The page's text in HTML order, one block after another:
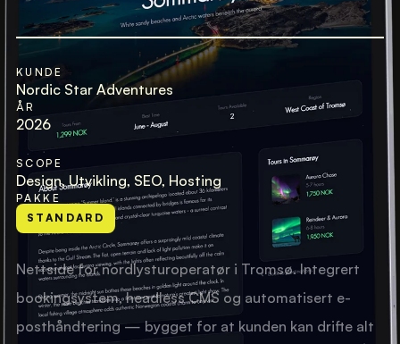
KUNDE
Nordic Star Adventures
ÅR
2026
SCOPE
Design, Utvikling, SEO, Hosting
PAKKE
STANDARD
Nettside for nordlysturoperatør i Tromsø. Integrert
bookingsystem, headless CMS og automatisert e-
posthåndtering — bygget for at kunden kan drifte alt